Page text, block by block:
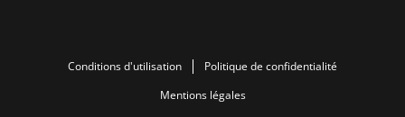
Conditions d'utilisation
Politique de confidentialité
Mentions légales